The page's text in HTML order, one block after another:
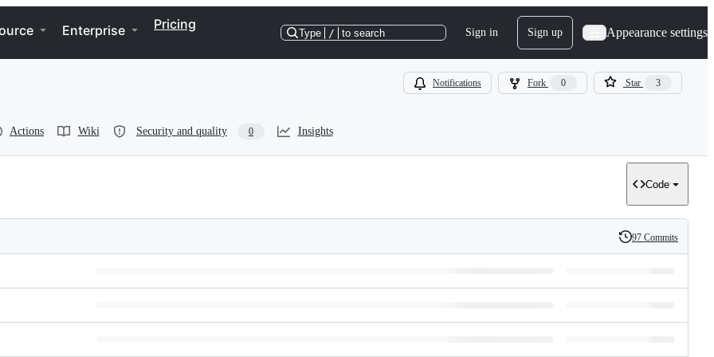
Enterprise Pricing
Type / to search Sign in Sign up Appearance settings
Notifications Fork 0 Star 3
Actions Wiki Security and quality 0 Insights
Code
History
97 Commits